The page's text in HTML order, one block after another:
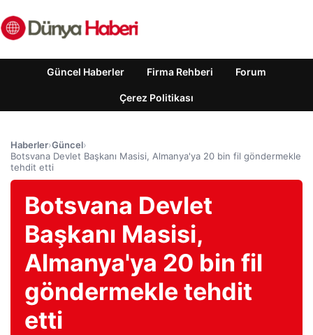
Güncel Haberler Firma Rehberi Forum
Çerez Politikası
Haberler›Güncel›
Botsvana Devlet Başkanı Masisi, Almanya'ya 20 bin fil göndermekle
tehdit etti
Botsvana Devlet
Başkanı Masisi,
Almanya'ya 20 bin fil
göndermekle tehdit
etti